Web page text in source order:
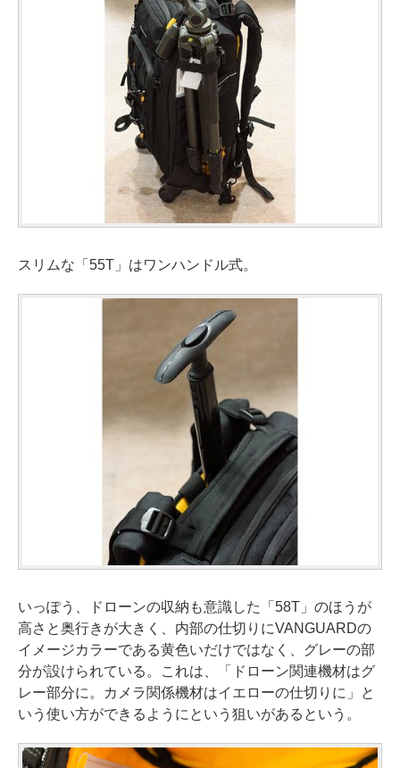
スリムな「55T」はワンハンドル式。
いっぽう、ドローンの収納も意識した「58T」のほうが
高さと奥行きが大きく、内部の仕切りにVANGUARDの
イメージカラーである黄色いだけではなく、グレーの部
分が設けられている。これは、「ドローン関連機材はグ
レー部分に。カメラ関係機材はイエローの仕切りに」と
いう使い方ができるようにという狙いがあるという。